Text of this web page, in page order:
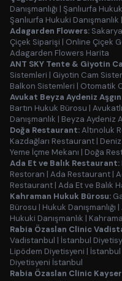
Danışmanlığı | Şanlıurfa
Şanlıurfa Hukuki Danışmanlık |
Adagarden Flowers:
Çiçek Siparişi | Online Çiçek
Adagarden Flowers Harita
ANT SKY Tente & Giyotin
Sistemleri | Giyotin Cam
Balkon Sistemleri | Otomatik
Avukat Beyza Aydeniz
Bartın Hukuk Bürosu |
Danışmanlık | Beyza Aydeniz
Doğa Restaurant:Altınoluk
Kazdağları Restaurant |
Yeme İçme Mekanı | Doğa
Ada Et ve Balık Restaurant:
Restoran | Ada Restaurant |
Restaurant | Ada Et ve Balık
Kahraman Hukuk Bürosu:
Bürosu | Hukuk Danışmanlığı |
Hukuki Danışmanlık |
Rabia Özaslan Clinic
Vadistanbul | İstanbul
Lipödem Diyetisyeni | İstanbul
Diyetisyeni İstanbul
Rabia Özaslan Clinic